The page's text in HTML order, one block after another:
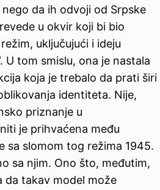
da ih odvoji od Srpske
u okvir koji bi bio
uključujući i ideju
U tom smislu, ona je nastala
koja je trebalo da prati širi
identiteta. Nije,
priznanje u
je prihvaćena među
sa slomom tog režima 1945.
sa njim. Ono što, međutim,
da takav model može